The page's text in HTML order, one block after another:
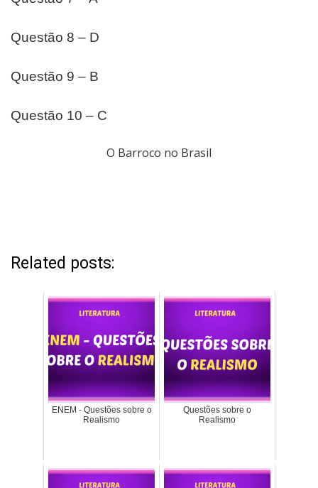
Questão 8 – D
Questão 9 – B
Questão 10 – C
O Barroco no Brasil
Related posts:
ENEM - Questões sobre o
Realismo
Questões sobre o
Realismo